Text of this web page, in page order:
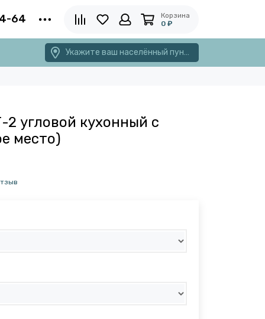
64
Корзина
0 ₽
Укажите ваш населённый пункт
угловой кухонный с
место)